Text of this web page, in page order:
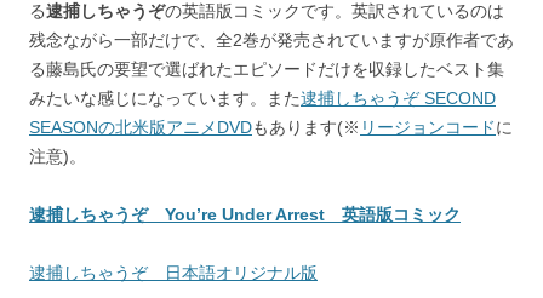
る逮捕しちゃうぞの英語版コミックです。英訳されているのは
残念ながら一部だけで、全2巻が発売されていますが原作者であ
る藤島氏の要望で選ばれたエピソードだけを収録したベスト集
みたいな感じになっています。また逮捕しちゃうぞ SECOND
SEASONの北米版アニメDVDもあります(※ リージョンコードに
注意)。
逮捕しちゃうぞ You’re Under Arrest 英語版コミック
逮捕しちゃうぞ 日本語オリジナル版